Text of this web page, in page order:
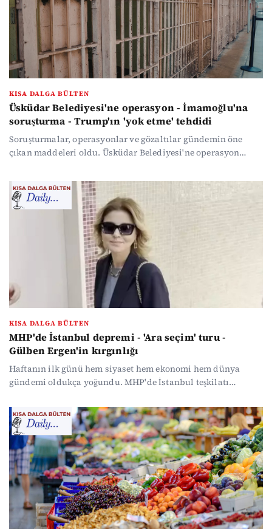
kesildi.
KISA DALGA BÜLTEN
Üsküdar Belediyesi'ne operasyon - İmamoğlu'na
soruşturma - Trump'ın 'yok etme' tehdidi
Soruşturmalar, operasyonlar ve gözaltılar gündemin öne
çıkan maddeleri oldu. Üsküdar Belediyesi'ne operasyon
9 kişi gözaltına alındı. İmamoğlu'na yeni soruşturma
açıldı...MHP lideri Devlet Bahçeli süreçte hızlanma çağrısı
yaptı. DEM Parti Eş Genel Başkanı Bakırhan "Oyalanan kim,
oyalanan kim, adres kim, kim adım atacak" dedi.Trump
tehditlerini sürdürürken, savaşta gerilim çok yüksek.
KISA DALGA BÜLTEN
MHP'de İstanbul depremi - 'Ara seçim' turu -
Gülben Ergen'in kırgınlığı
Haftanın ilk günü hem siyaset hem ekonomi hem dünya
gündemi oldukça yoğundu. MHP'de İstanbul teşkilatı
başladı. DİSK-AR açıkladı; asgari ücretli mart ayında 2 bin
819 lira kaybetti. Bir hesap da Elektrik Mühendisleri
Odası'ndan; yüzde 25 zamla birlikte 4 kişilik bir ailenin
asgari elektrik faturası 744,7 TL olacak. Trump'ın tehditleri,
İran'ın restleri sürerken, geçici ateşkes için de anlaşma
sağlanamadı.